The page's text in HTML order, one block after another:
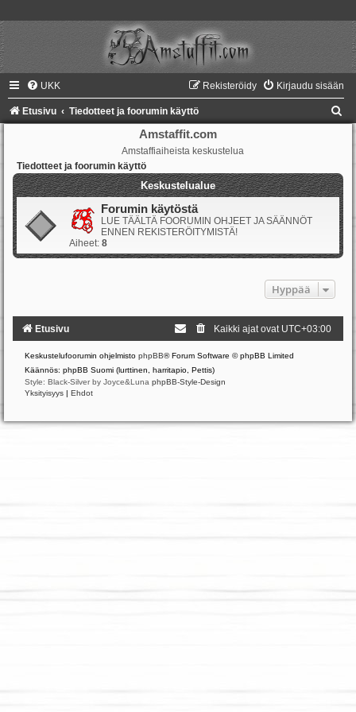
UKK Kirjaudu sisään
Rekisteröidy
Etusivu Tiedotteet ja foorumin käyttö
Amstaffit.com
Amstaffiaiheista keskustelua
Tiedotteet ja foorumin käyttö
Keskustelualue
Forumin käytöstä
LUE TÄÄLTÄ FOORUMIN OHJEET JA SÄÄNNÖT
ENNEN REKISTERÖITYMISTÄ!
Aiheet: 8
Hyppää
Etusivu Kaikki ajat ovat UTC+03:00
Keskustelufoorumin ohjelmisto phpBB® Forum Software © phpBB Limited
Käännös: phpBB Suomi (lurttinen, harritapio, Pettis)
Style: Black-Silver by Joyce&Luna phpBB-Style-Design
Yksityisyys | Ehdot